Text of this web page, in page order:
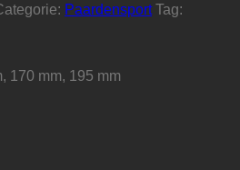
Paardensport Tag:
170 mm, 195 mm